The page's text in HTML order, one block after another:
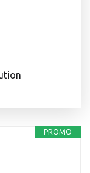
PROMO